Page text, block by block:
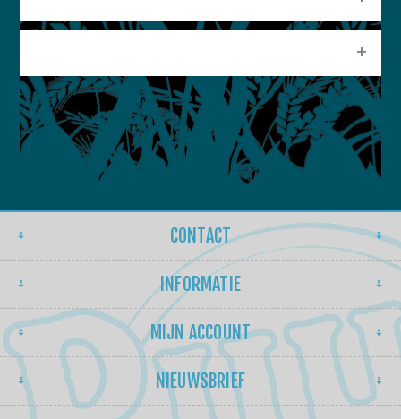
CONTACT
INFORMATIE
MIJN ACCOUNT
NIEUWSBRIEF